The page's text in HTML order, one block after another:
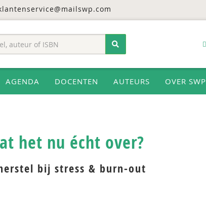
AGENDA DOCENTEN AUTEURS OVER SWP
het nu écht over?
bij stress & burn-out